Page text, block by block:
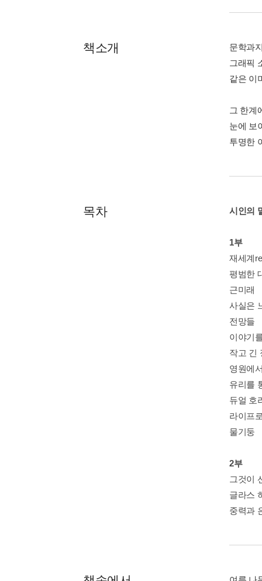
책소개
문학과
그래픽
같은 이
그 한계
눈에 보
투명한
목차 시인의
1부
재세계
평범한
근미래
사실은
전망들
이야기
작고 긴
영원에
유리를
듀얼 호
라이프
물기둥
2부
그것이
글라스
중력과